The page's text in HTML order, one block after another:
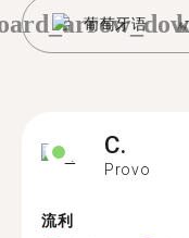
葡萄牙语
C.
Provo
流利